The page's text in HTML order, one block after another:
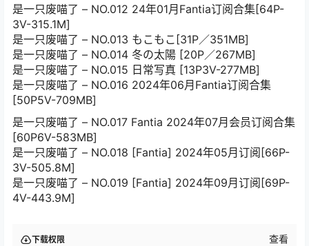
是一只废喵了 – NO.012 24年01月Fantia订阅合集[64P-
3V-315.1M]
是一只废喵了 – NO.013 もこもこ[31P／351MB]
是一只废喵了 – NO.014 冬の太陽 [20P／267MB]
是一只废喵了 – NO.015 日常写真 [13P3V-277MB]
是一只废喵了 – NO.016 2024年06月Fantia订阅合集
[50P5V-709MB]
是一只废喵了 – NO.017 Fantia 2024年07月会员订阅合集
[60P6V-583MB]
是一只废喵了 – NO.018 [Fantia] 2024年05月订阅[66P-
3V-505.8M]
是一只废喵了 – NO.019 [Fantia] 2024年09月订阅[69P-
4V-443.9M]
下载权限 查看